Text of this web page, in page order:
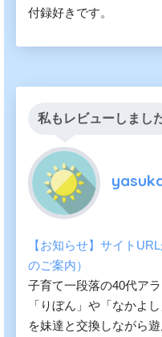
付録好きです。
私もレビューしまし
【お知らせ】サイト
のご案内）
子育て一段落の40代ア
「りぼん」や「なかよ
を妹達と交換しながら